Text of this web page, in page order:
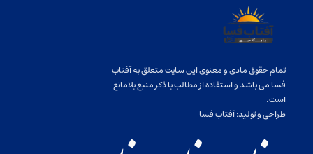
تمام حقوق مادی و معنوی این سایت متعلق به آفتاب
فسا می باشد و استفاده از مطالب با ذکر منبع بلامانع
است.
طراحی و تولید:آفتاب فسا